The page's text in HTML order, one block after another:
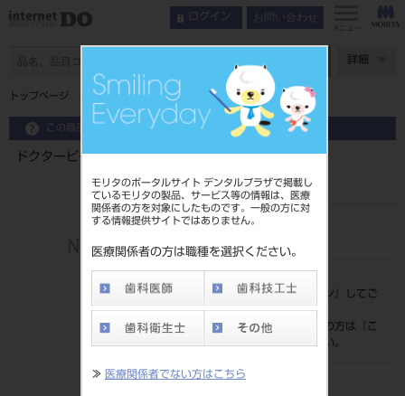
モリタのポータルサイト デンタルプラザで掲載し
ているモリタの製品、サービス等の情報は、医療
関係者の方を対象にしたものです。一般の方に対
する情報提供サイトではありません。
医療関係者の方は職種を選択ください。
≫ 医療関係者でない方はこちら
ログイン お問い合わせ
メニュー
詳細
トップページ ドクタービージュニア
この商品に関するお問い合わせ
ドクタービージュニア
品目コード
価格の確認は『ログイン
』してご
覧ください。
ネット会員登録がまだの方は『
こ
ちら』より登録ください。
発売日